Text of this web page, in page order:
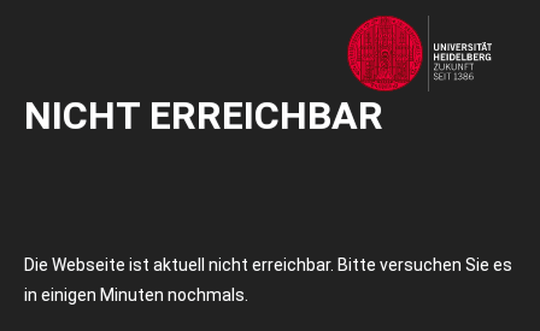
NICHT ERREICHBAR
Die Webseite ist aktuell nicht erreichbar. Bitte versuchen Sie es
in einigen Minuten nochmals.